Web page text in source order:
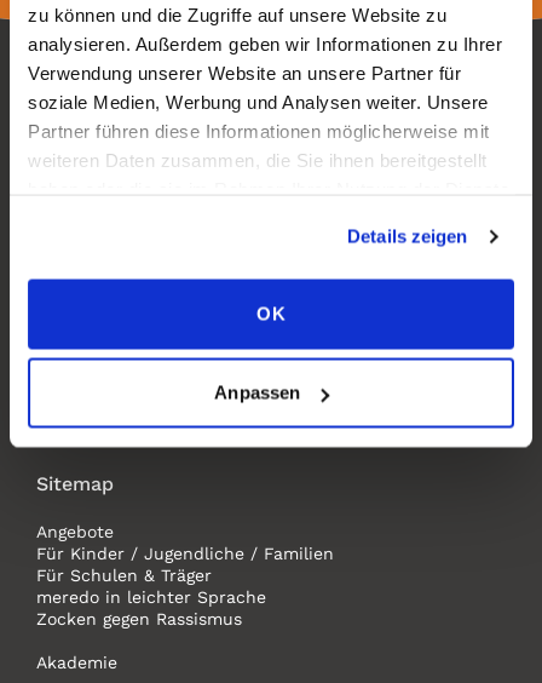
zu können und die Zugriffe auf unsere Website zu
analysieren. Außerdem geben wir Informationen zu Ihrer
Verwendung unserer Website an unsere Partner für
soziale Medien, Werbung und Analysen weiter. Unsere
Partner führen diese Informationen möglicherweise mit
weiteren Daten zusammen, die Sie ihnen bereitgestellt
Details zeigen
OK
Anpassen
Medienkompetenzzentrum Reinickendorf
Telefon:+49 (30) 4323056
Das meredo ist eine Einrichtung des Bezirksamtes
Reinickendorf, Jugendamt.
Sitemap
Angebote
Für Kinder / Jugendliche / Familien
Für Schulen & Träger
meredo in leichter Sprache
Zocken gegen Rassismus
Akademie